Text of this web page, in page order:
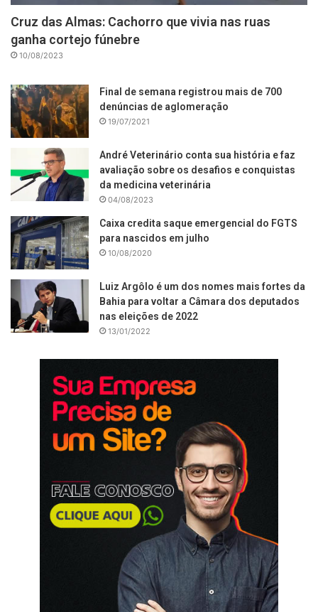
Cruz das Almas: Cachorro que vivia nas ruas
ganha cortejo fúnebre
10/08/2023
Final de semana registrou mais de 700
denúncias de aglomeração
19/07/2021
André Veterinário conta sua história e faz
avaliação sobre os desafios e conquistas
da medicina veterinária
04/08/2023
Caixa credita saque emergencial do FGTS
para nascidos em julho
10/08/2020
Luiz Argôlo é um dos nomes mais fortes da
Bahia para voltar a Câmara dos deputados
nas eleições de 2022
13/01/2022